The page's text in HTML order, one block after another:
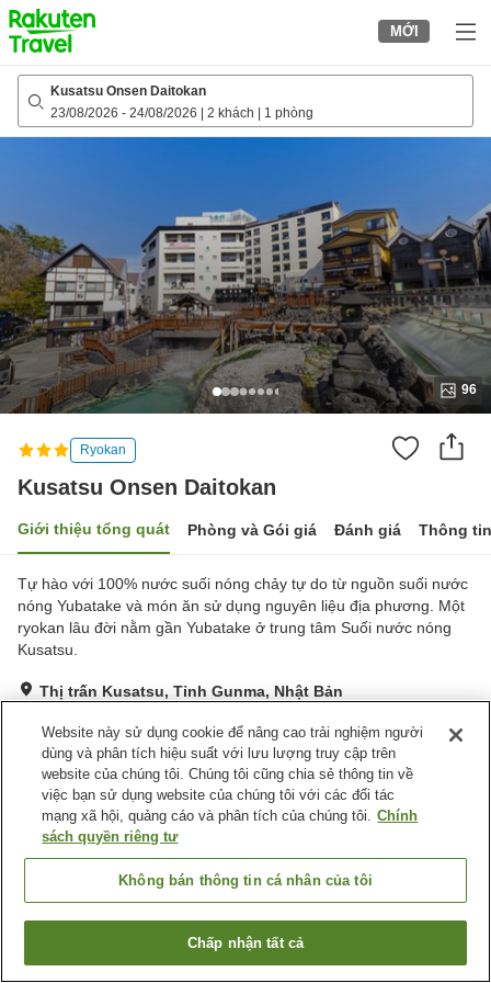
to
top
page
MỚI
Kusatsu Onsen Daitokan
23/08/2026 - 24/08/2026 2 khách 1 phòng
96
Ryokan
Kusatsu Onsen Daitokan
Giới thiệu tổng quát Phòng và Gói giá Đánh giá Thông
Tự hào với 100% nước suối nóng chảy tự do từ nguồn suối nước
nóng Yubatake và món ăn sử dụng nguyên liệu địa phương. Một
ryokan lâu đời nằm gần Yubatake ở trung tâm Suối nước nóng
Kusatsu.
Thị trấn Kusatsu, Tỉnh Gunma, Nhật Bản
Rất tốt Đánh giá:665lượt
Tiện nghi chỗ nghỉ
Bãi đỗ xe
Trang chủ Nhật Bản Tỉnh Gunma
Thị trấn Kusatsu
Tìm phòng trống
Website này sử dụng cookie để nâng cao trải nghiệm người
dùng và phân tích hiệu suất với lưu lượng truy cập trên
website của chúng tôi. Chúng tôi cũng chia sẻ thông tin về
việc bạn sử dụng website của chúng tôi với các đối tác
mạng xã hội, quảng cáo và phân tích của chúng tôi. Chính
sách quyền riêng tư
Không bán thông tin cá nhân của tôi
Chấp nhận tất cả